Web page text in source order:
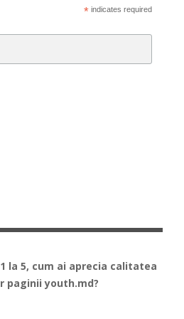
*indicates required
la 5, cum ai aprecia calitatea
paginii youth.md?